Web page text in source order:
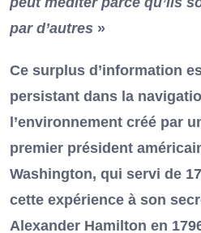
par d’autres »
Ce surplus d’information
persistant dans la
l’environnement créé par
premier président
Washington, qui servi de
cette expérience à son
Alexander Hamilton en